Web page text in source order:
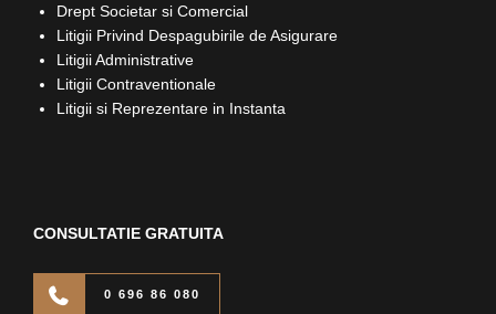
Drept Societar si Comercial
Litigii Privind Despagubirile de Asigurare
Litigii Administrative
Litigii Contraventionale
Litigii si Reprezentare in Instanta
CONSULTATIE GRATUITA
0 696 86 080